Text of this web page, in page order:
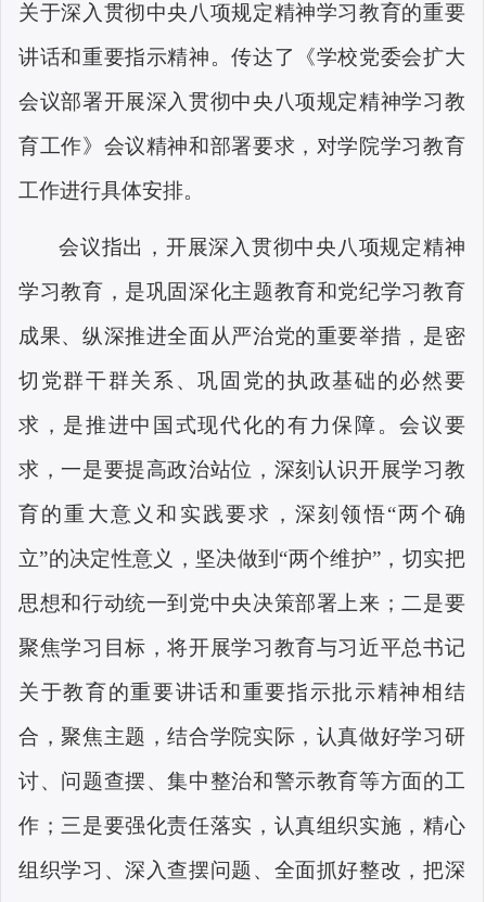
关于深入贯彻中央八项规定精神学习教育的重要
讲话和重要指示精神。传达了《学校党委会扩大
会议部署开展深入贯彻中央八项规定精神学习教
育工作》会议精神和部署要求，对学院学习教育
工作进行具体安排。
会议指出，开展深入贯彻中央八项规定精神
学习教育，是巩固深化主题教育和党纪学习教育
成果、纵深推进全面从严治党的重要举措，是密
切党群干群关系、巩固党的执政基础的必然要
求，是推进中国式现代化的有力保障。会议要
求，一是要提高政治站位，深刻认识开展学习教
育的重大意义和实践要求，深刻领悟“两个确
立”的决定性意义，坚决做到“两个维护”，切实把
思想和行动统一到党中央决策部署上来；二是要
聚焦学习目标，将开展学习教育与习近平总书记
关于教育的重要讲话和重要指示批示精神相结
合，聚焦主题，结合学院实际，认真做好学习研
讨、问题查摆、集中整治和警示教育等方面的工
作；三是要强化责任落实，认真组织实施，精心
组织学习、深入查摆问题、全面抓好整改，把深